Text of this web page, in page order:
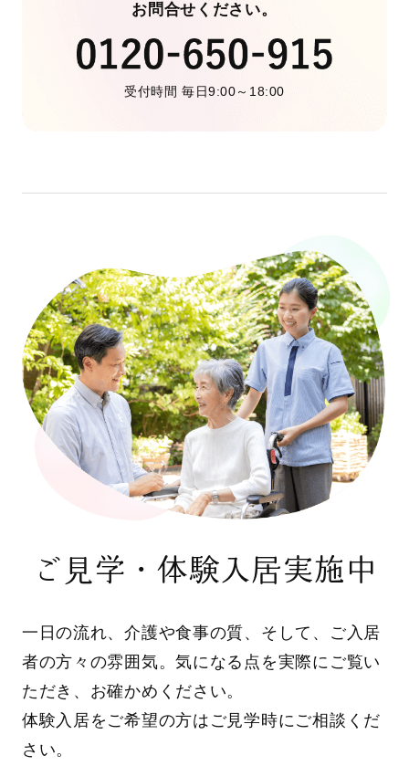
お問合せください。
受付時間 毎日9:00～18:00
ご見学・体験入居実施中
一日の流れ、介護や食事の質、そして、ご入居
者の方々の雰囲気。気になる点を実際にご覧い
ただき、お確かめください。
体験入居をご希望の方はご見学時にご相談くだ
さい。